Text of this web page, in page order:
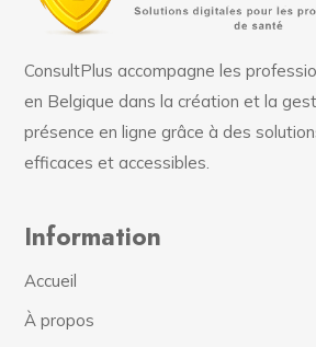
ConsultPlus accompagne les
en Belgique dans la création et la
présence en ligne grâce à des
efficaces et accessibles.
Information
Accueil
À propos